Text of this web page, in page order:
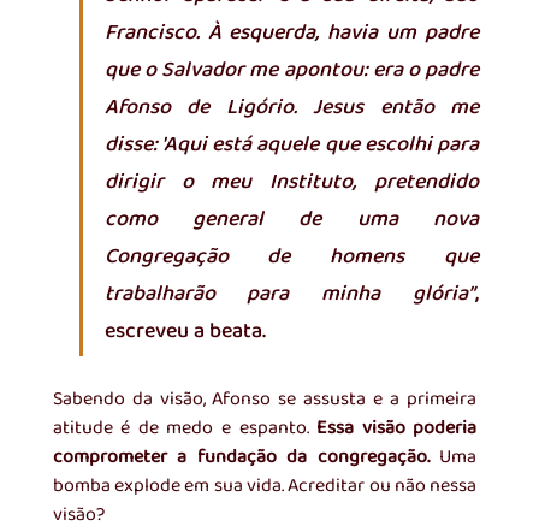
Francisco. À esquerda, havia um padre
que o Salvador me apontou: era o padre
Afonso de Ligório. Jesus então me
disse: 'Aqui está aquele que escolhi para
dirigir o meu Instituto, pretendido
como general de uma nova
Congregação de homens que
trabalharão para minha glória”,
escreveu a beata.
Sabendo da visão, Afonso se assusta e a primeira
atitude é de medo e espanto. Essa visão poderia
comprometer a fundação da congregação. Uma
bomba explode em sua vida. Acreditar ou não nessa
visão?